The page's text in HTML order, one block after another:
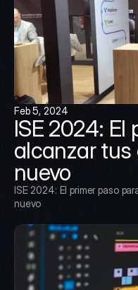
Feb 5, 2024
ISE 2024: El
alcanzar tus
nuevo
ISE 2024: El primer paso
nuevo